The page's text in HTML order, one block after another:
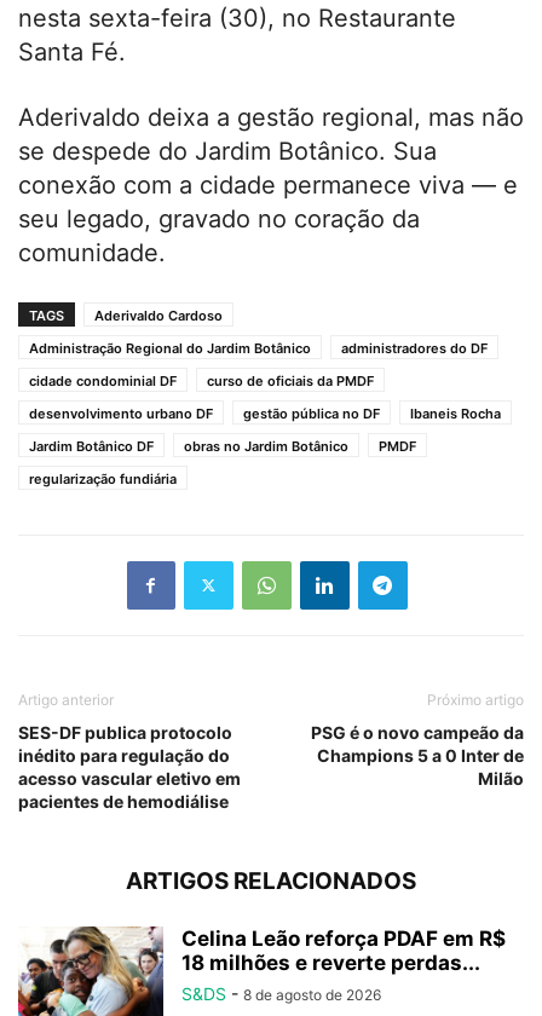
nesta sexta-feira (30), no Restaurante
Santa Fé.
Aderivaldo deixa a gestão regional, mas não
se despede do Jardim Botânico. Sua
conexão com a cidade permanece viva — e
seu legado, gravado no coração da
comunidade.
TAGS
Aderivaldo Cardoso
Administração Regional do Jardim Botânico
administradores do DF
cidade condominial DF
curso de oficiais da PMDF
desenvolvimento urbano DF
gestão pública no DF
Ibaneis Rocha
Jardim Botânico DF
obras no Jardim Botânico
PMDF
regularização fundiária
Artigo anterior
SES-DF publica protocolo
inédito para regulação do
acesso vascular eletivo em
pacientes de hemodiálise
Próximo artigo
PSG é o novo campeão da
Champions 5 a 0 Inter de
Milão
ARTIGOS RELACIONADOS
Celina Leão reforça PDAF em R$
18 milhões e reverte perdas...
S&DS - 8 de agosto de 2026